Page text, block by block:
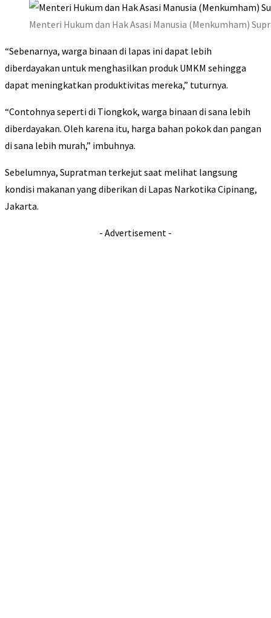
Menteri Hukum dan Hak Asasi Manusia (Menkumham)
“Sebenarnya, warga binaan di lapas ini dapat lebih
diberdayakan untuk menghasilkan produk UMKM sehingga
dapat meningkatkan produktivitas mereka,” tuturnya.
“Contohnya seperti di Tiongkok, warga binaan di sana lebih
diberdayakan. Oleh karena itu, harga bahan pokok dan pangan
di sana lebih murah,” imbuhnya.
Sebelumnya, Supratman terkejut saat melihat langsung
kondisi makanan yang diberikan di Lapas Narkotika Cipinang,
Jakarta.
- Advertisement -